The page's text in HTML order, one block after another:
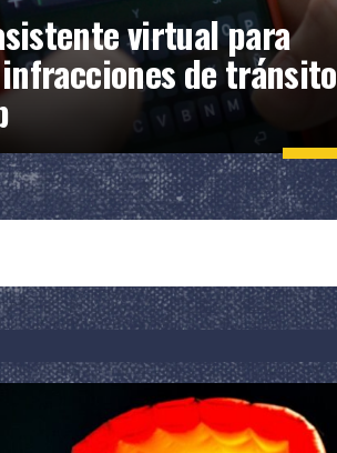
virtual para
de tránsito